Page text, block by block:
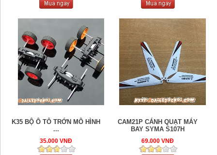
K35 BỘ Ô TÔ TRỚN MÔ HÌNH
...
35.000 VNĐ
CAM21P CÁNH QUẠT MÁY
BAY SYMA S107H
69.000 VNĐ